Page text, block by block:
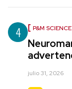
4 P&M SCIENCE
julio 31, 2026